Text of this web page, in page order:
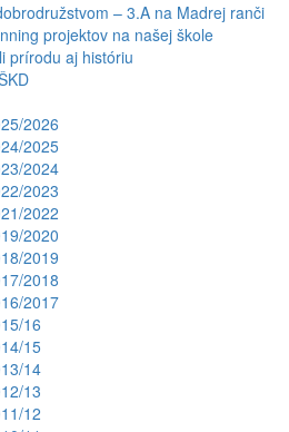
– 3.A na Madrej ranči
projektov na našej škole
prírodu aj históriu
2026
2025
2024
2023
2022
2020
2019
2018
2017
16
15
14
13
12